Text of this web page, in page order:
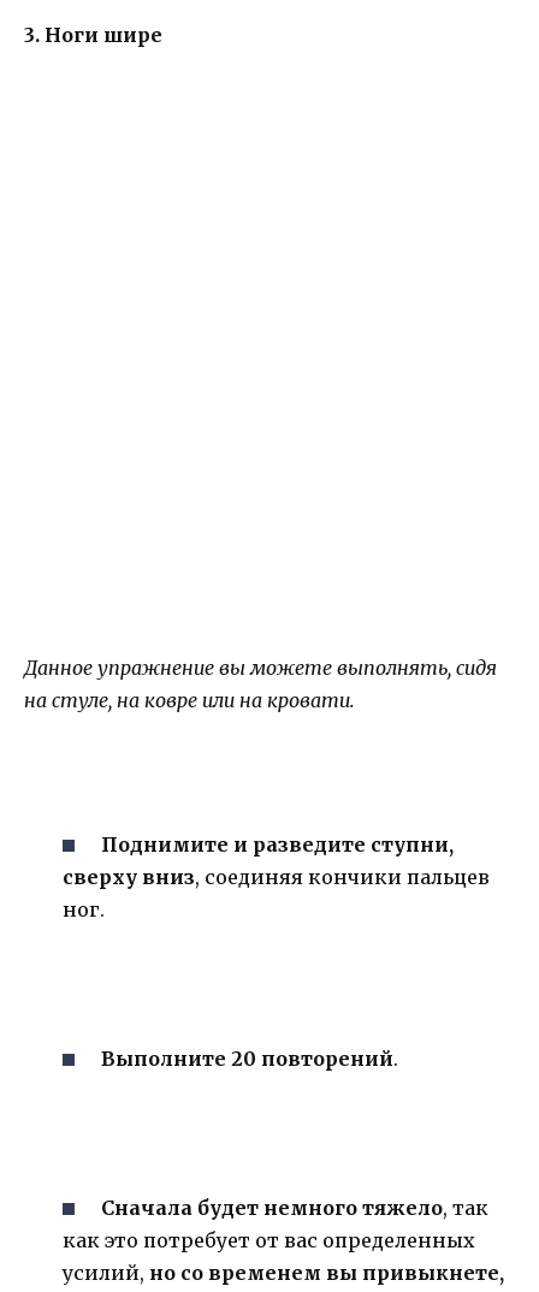
3. Ноги шире
Данное упражнение вы можете выполнять, сидя
на стуле, на ковре или на кровати.
Поднимите и разведите ступни,
сверху вниз, соединяя кончики пальцев
ног.
Выполните 20 повторений.
Сначала будет немного тяжело, так
как это потребует от вас определенных
усилий, но со временем вы привыкнете,